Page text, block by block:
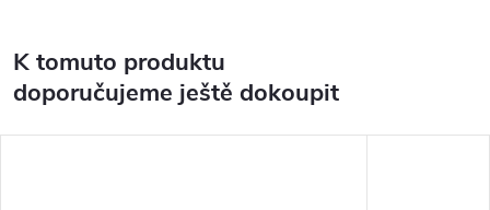
K tomuto produktu
doporučujeme ještě dokoupit